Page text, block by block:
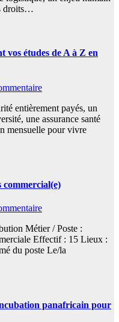
droits…
vos études de A à Z en
entièrement payés, un
une assurance santé
mensuelle pour vivre
commercial(e)
Métier / Poste :
Effectif : 15 Lieux :
du poste Le/la
panafricain pour